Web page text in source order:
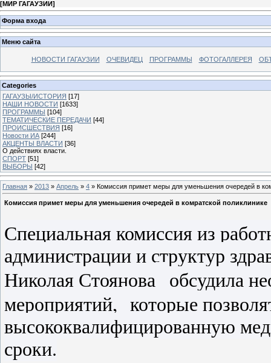
[МИР ГАГАУЗИИ]
Форма входа
Меню сайта
НОВОСТИ ГАГАУЗИИ ОЧЕВИДЕЦ ПРОГРАММЫ ФОТОГАЛЛЕРЕЯ
Categories
ГАГАУЗЫ/ИСТОРИЯ [17]
НАШИ НОВОСТИ [1633]
ПРОГРАММЫ [104]
ТЕМАТИЧЕСКИЕ ПЕРЕДАЧИ [44]
ПРОИСШЕСТВИЯ [16]
Новости ИА [244]
АКЦЕНТЫ ВЛАСТИ [36]
О действиях власти.
СПОРТ [51]
ВЫБОРЫ [42]
Главная » 2013 » Апрель » 4 » Комиссия примет меры для уменьшения очередей в
Комиссия примет меры для уменьшения очередей в комратской поликлинике
Специальная комиссия из
администрации и структур
Николая Стоянова обсудила
мероприятий, которые
высококвалифицированную
сроки.